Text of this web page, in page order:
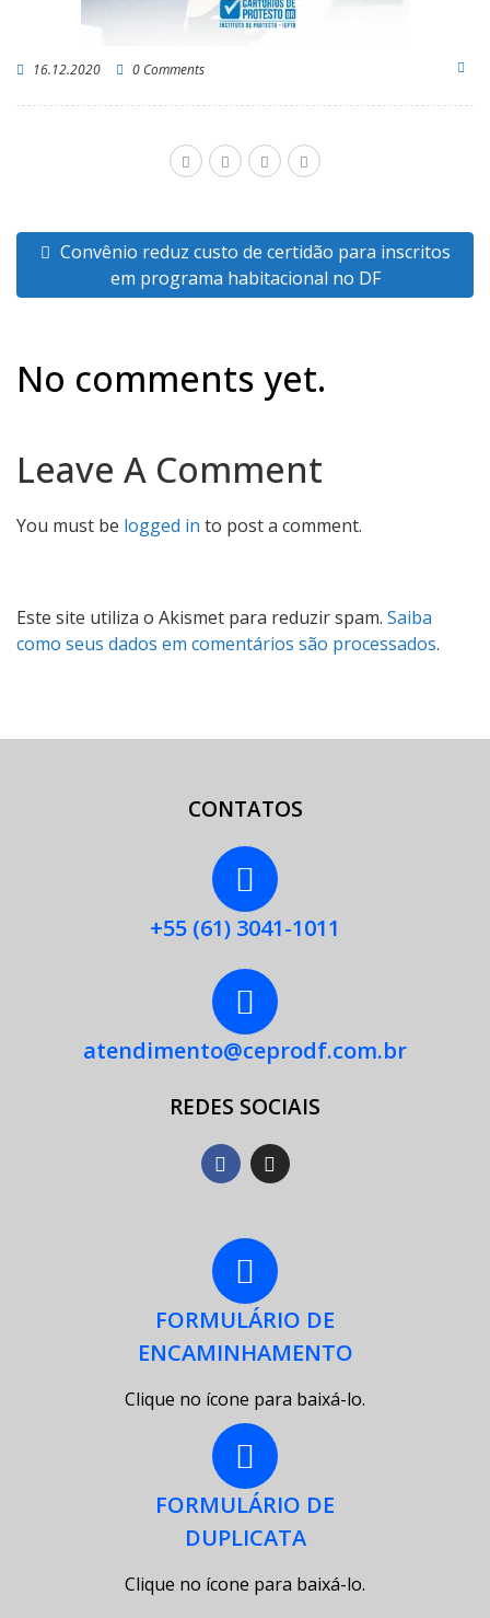
16.12.2020 0 Comments
Convênio reduz custo de certidão para inscritos
em programa habitacional no DF
No comments yet.
Leave A Comment
You must be logged in to post a comment.
Este site utiliza o Akismet para reduzir spam. Saiba
como seus dados em comentários são processados.
CONTATOS
+55 (61) 3041-1011
atendimento@ceprodf.com.br
REDES SOCIAIS
FORMULÁRIO DE
ENCAMINHAMENTO
Clique no ícone para baixá-lo.
FORMULÁRIO DE
DUPLICATA
Clique no ícone para baixá-lo.